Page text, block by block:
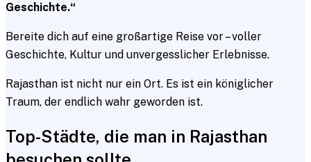
Geschichte.“
Bereite dich auf eine großartige Reise vor – voller
Geschichte, Kultur und unvergesslicher Erlebnisse.
Rajasthan ist nicht nur ein Ort. Es ist ein königlicher
Traum, der endlich wahr geworden ist.
Top-Städte, die man in Rajasthan